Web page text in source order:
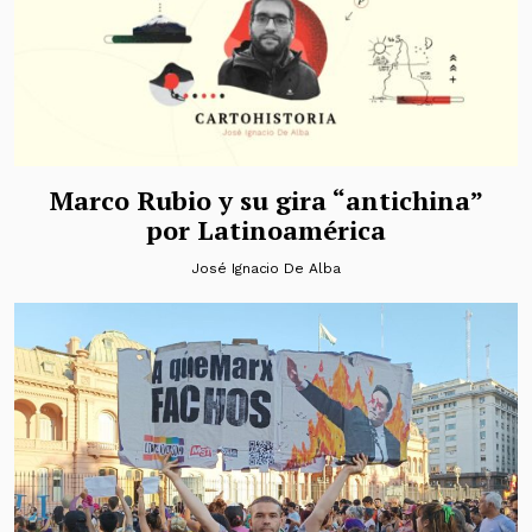
Marco Rubio y su gira “antichina”
por Latinoamérica
José Ignacio De Alba